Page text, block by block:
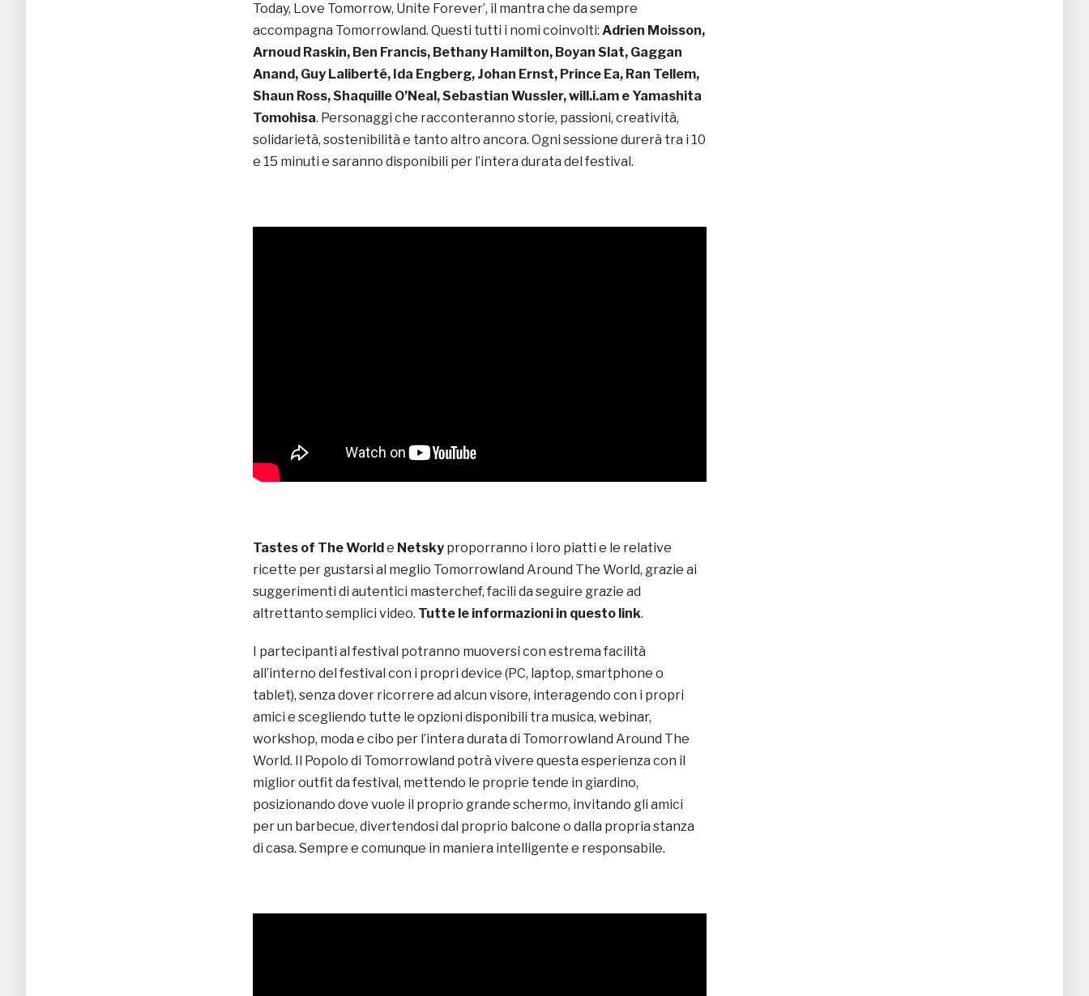
Today, Love Tomorrow, Unite Forever’, il mantra che da sempre
accompagna Tomorrowland. Questi tutti i nomi coinvolti: Adrien Moisson,
Arnoud Raskin, Ben Francis, Bethany Hamilton, Boyan Slat, Gaggan
Anand, Guy Laliberté, Ida Engberg, Johan Ernst, Prince Ea, Ran Tellem,
Shaun Ross, Shaquille O’Neal, Sebastian Wussler, will.i.am e Yamashita
Tomohisa. Personaggi che racconteranno storie, passioni, creatività,
solidarietà, sostenibilità e tanto altro ancora. Ogni sessione durerà tra i 10
e 15 minuti e saranno disponibili per l’intera durata del festival.
Tastes of The Worlde Netsky proporranno i loro piatti e le relative
ricette per gustarsi al meglio Tomorrowland Around The World, grazie ai
suggerimenti di autentici masterchef, facili da seguire grazie ad
altrettanto semplici video. Tutte le informazioni in questo link.
I partecipanti al festival potranno muoversi con estrema facilità
all’interno del festival con i propri device (PC, laptop, smartphone o
tablet), senza dover ricorrere ad alcun visore, interagendo con i propri
amici e scegliendo tutte le opzioni disponibili tra musica, webinar,
workshop, moda e cibo per l’intera durata di Tomorrowland Around The
World. Il Popolo di Tomorrowland potrà vivere questa esperienza con il
miglior outfit da festival, mettendo le proprie tende in giardino,
posizionando dove vuole il proprio grande schermo, invitando gli amici
per un barbecue, divertendosi dal proprio balcone o dalla propria stanza
di casa. Sempre e comunque in maniera intelligente e responsabile.